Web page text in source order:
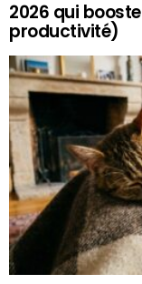
2026 qui
productivité)